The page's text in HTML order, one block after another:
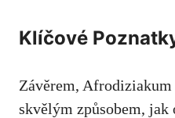
Klíčové
Závěrem,
skvělým způsobem, jak